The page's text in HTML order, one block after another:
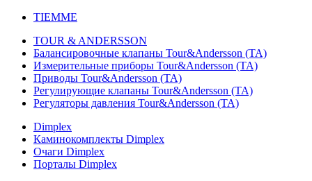
TIEMME
TOUR & ANDERSSON
Балансировочные клапаны Tour&Andersson (TA)
Измерительные приборы Tour&Andersson (TA)
Приводы Tour&Andersson (TA)
Регулирующие клапаны Tour&Andersson (TA)
Регуляторы давления Tour&Andersson (TA)
Dimplex
Каминокомплекты Dimplex
Очаги Dimplex
Порталы Dimplex